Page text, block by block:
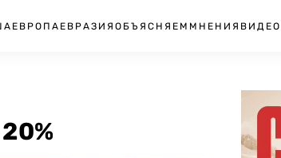
ЕВРОПА ЕВРАЗИЯ ОБЪЯСНЯЕМ МНЕНИЯ ВИДЕО